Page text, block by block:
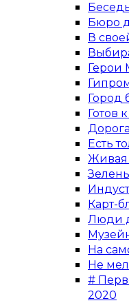
Бюро
В
Город
Готов
Есть
Живая
Карт-
Люди
На
Не
#
2020